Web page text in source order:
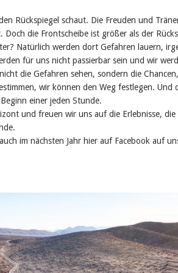
Rückspiegel schaut. Die Freuden und
Doch die Frontscheibe ist größer als der
Natürlich werden dort Gefahren lauern,
für uns nicht passierbar sein und wir
die Gefahren sehen, sondern die
wir können den Weg festlegen. Und
einer jeden Stunde.
und freuen wir uns auf die Erlebnisse, die
im nächsten Jahr hier auf Facebook auf